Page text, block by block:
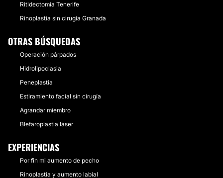
Ritidectomía Tenerife
Rinoplastia sin cirugía Granada
OTRAS BÚSQUEDAS
Operación párpados
Hidrolipoclasia
Peneplastia
Estiramiento facial sin cirugía
Agrandar miembro
Blefaroplastia láser
EXPERIENCIAS
Por fin mi aumento de pecho
Rinoplastia y aumento labial